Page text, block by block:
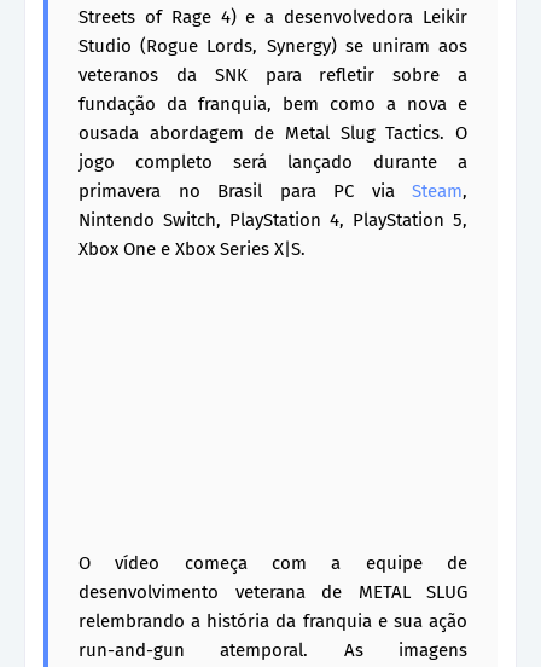
Streets of Rage 4) e a desenvolvedora Leikir
Studio (Rogue Lords, Synergy) se uniram aos
veteranos da SNK para refletir sobre a
fundação da franquia, bem como a nova e
ousada abordagem de Metal Slug Tactics. O
jogo completo será lançado durante a
primavera no Brasil para PC via Steam,
Nintendo Switch, PlayStation 4, PlayStation 5,
Xbox One e Xbox Series X|S.
O vídeo começa com a equipe de
desenvolvimento veterana de METAL SLUG
relembrando a história da franquia e sua ação
run-and-gun atemporal. As imagens